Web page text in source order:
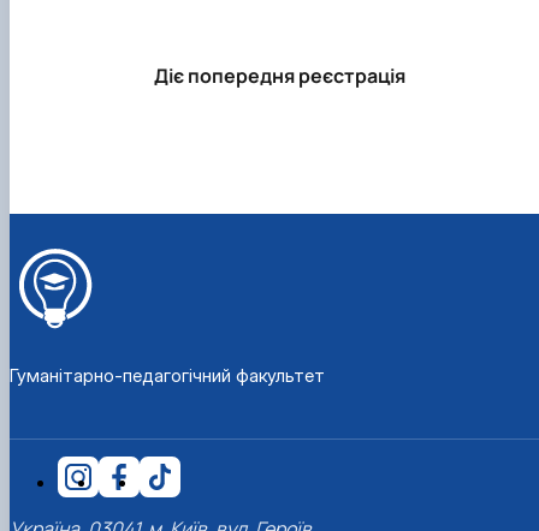
Діє попередня реєстрація
Гуманітарно-педагогічний факультет